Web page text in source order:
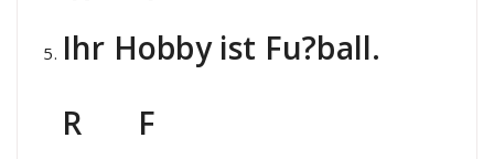
Ihr Hobby ist Fu?ball.
R F